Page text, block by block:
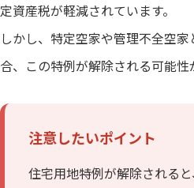
定資産税が軽減されています。
しかし、特定空家や管理不全空
合、この特例が解除される可能性
注意したいポイント
住宅用地特例が解除される